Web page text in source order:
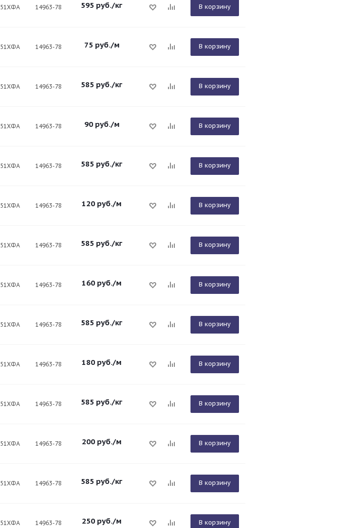
51ХФА 14963-78 595 руб./кг В корзину
51ХФА 14963-78 75 руб./м В корзину
51ХФА 14963-78 585 руб./кг В корзину
51ХФА 14963-78 90руб./м В корзину
51ХФА 14963-78 585 руб./кг В корзину
51ХФА 14963-78 120 руб./м В корзину
51ХФА 14963-78 585 руб./кг В корзину
51ХФА 14963-78 160 руб./м В корзину
51ХФА 14963-78 585 руб./кг В корзину
51ХФА 14963-78 180 руб./м В корзину
51ХФА 14963-78 585 руб./кг В корзину
51ХФА 14963-78 200 руб./м В корзину
51ХФА 14963-78 585 руб./кг В корзину
51ХФА 14963-78 250 руб./м В корзину